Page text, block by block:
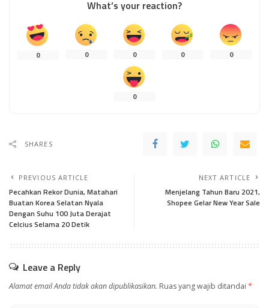
What’s your reaction?
0 0 0 0 0
0
SHARES
PREVIOUS ARTICLE
Pecahkan Rekor Dunia, Matahari
Buatan Korea Selatan Nyala
Dengan Suhu 100 Juta Derajat
Celcius Selama 20 Detik
NEXT ARTICLE
Menjelang Tahun Baru 2021,
Shopee Gelar New Year Sale
Leave a Reply
Alamat email Anda tidak akan dipublikasikan. Ruas yang wajib ditandai *